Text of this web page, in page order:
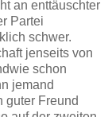
an enttäuschter
Partei
schwer.
jenseits von
schon
jemand
guter Freund